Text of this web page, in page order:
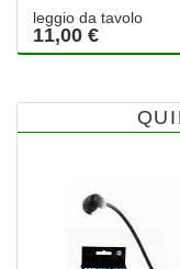
leggio da tavolo
11,00 €